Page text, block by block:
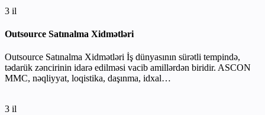
3 il
Outsource Satınalma Xidmətləri
Outsource Satınalma Xidmətləri İş dünyasının sürətli tempində,
tədarük zəncirinin idarə edilməsi vacib amillərdən biridir. ASCON
MMC, nəqliyyat, loqistika, daşınma, idxal…
3 il